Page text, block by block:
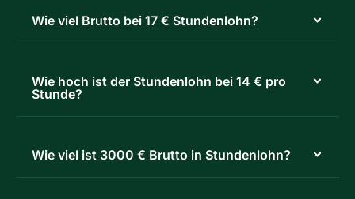
Wie viel Brutto bei 17 € Stundenlohn?
Wie hoch ist der Stundenlohn bei 14 € pro
Stunde?
Wie viel ist 3000 € Brutto in Stundenlohn?